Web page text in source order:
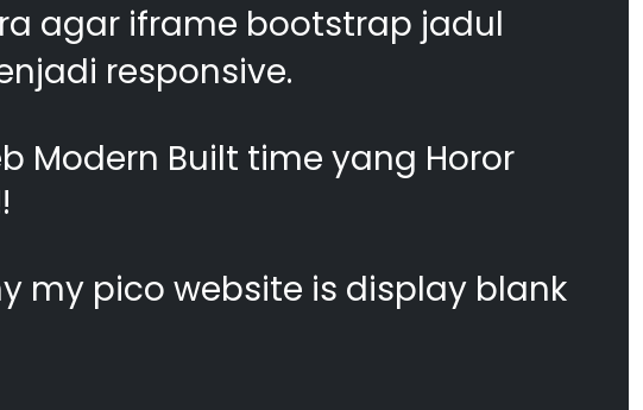
agar iframe bootstrap jadul
responsive.
Modern Built time yang Horor
my pico website is display blank